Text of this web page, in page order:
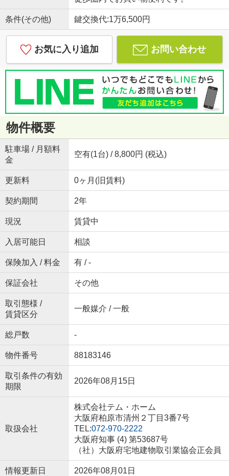
条件(その他) 鍵交換代:1万6,500円
お気に入り追加 お問い合わせ
物件概要
駐車場 / 月額料
金
空有(1台) / 8,800円 (税込)
更新料 0ヶ月(旧賃料)
契約期間 2年
現況 賃貸中
入居可能日 相談
保険加入 / 料金 有 / -
保証会社 その他
取引態様 /
賃貸区分
一般媒介 / 一般
総戸数 -
物件番号 88183146
取引条件の有効
期限
2026年08月15日
取扱会社
株式会社テム・ホーム
大阪府柏原市清州２丁目3番7号
TEL:072-970-2222
大阪府知事 (4) 第53687号
（社）大阪府宅地建物取引業協会正会員
情報更新日 2026年08月01日